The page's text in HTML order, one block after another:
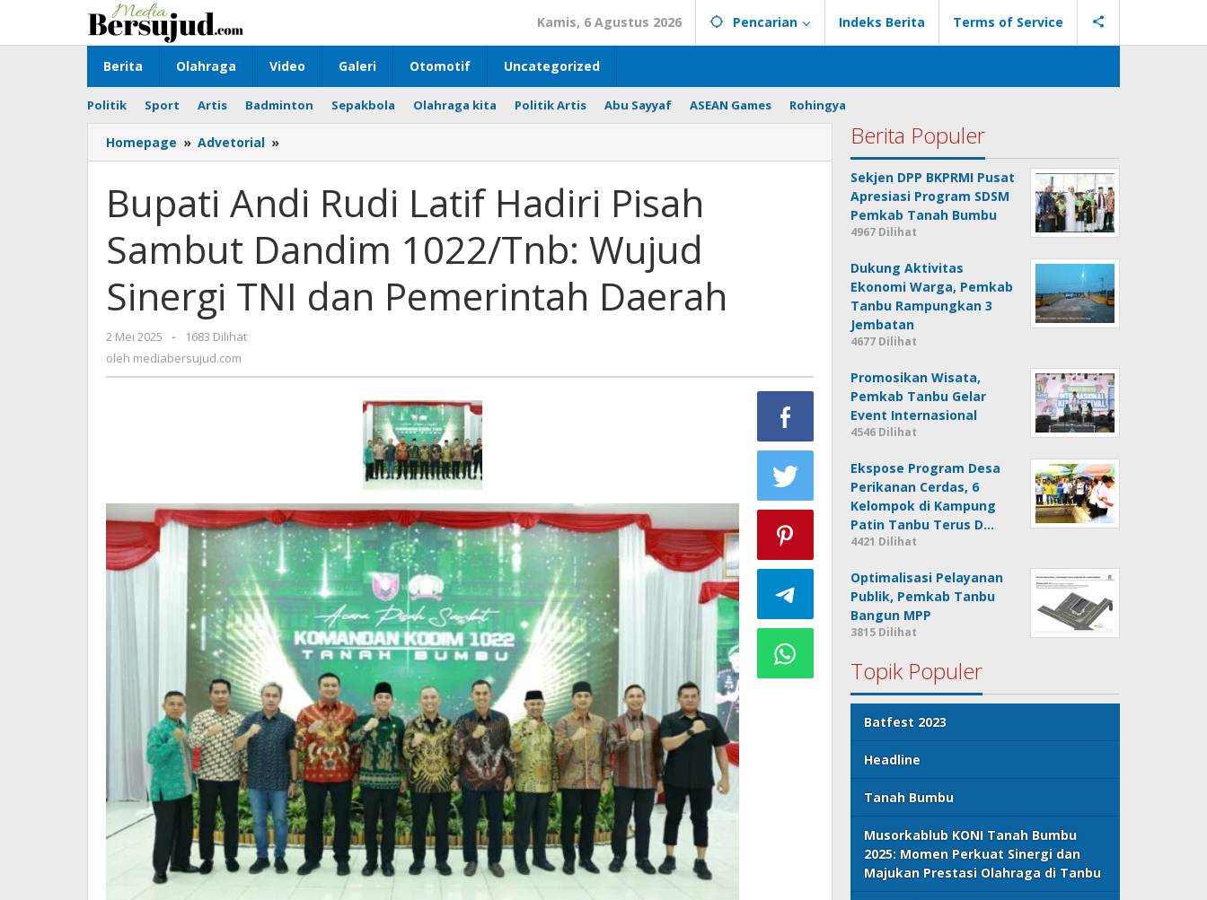
konten
Kamis, 6 Agustus 2026 Pencarian Indeks Berita Terms of Service
Berita Olahraga Video Galeri Otomotif Uncategorized
Politik Sport Artis Badminton Sepakbola Olahraga kita Politik Artis Abu Sayyaf ASEAN Games Rohingya
Homepage » Advetorial »
Andi
Latif
Hadiri
Sambut
1022/Tnb:
Wujud
Bupati Andi Rudi Latif Hadiri Pisah
Sambut Dandim 1022/Tnb: Wujud
Sinergi TNI dan Pemerintah Daerah
2 Mei 2025
oleh
mediabersujud.com
-
1683 Dilihat
oleh mediabersujud.com
Berita Populer
Sekjen DPP BKPRMI Pusat
Apresiasi Program SDSM
Pemkab Tanah Bumbu
4967 Dilihat
Dukung Aktivitas
Ekonomi Warga, Pemkab
Tanbu Rampungkan 3
Jembatan
4677 Dilihat
Promosikan Wisata,
Pemkab Tanbu Gelar
Event Internasional
4546 Dilihat
Ekspose Program Desa
Perikanan Cerdas, 6
Kelompok di Kampung
Patin Tanbu Terus D…
4421 Dilihat
Optimalisasi Pelayanan
Publik, Pemkab Tanbu
Bangun MPP
3815 Dilihat
Topik Populer
Batfest 2023
Headline
Tanah Bumbu
Musorkablub KONI Tanah Bumbu
2025: Momen Perkuat Sinergi dan
Majukan Prestasi Olahraga di Tanbu